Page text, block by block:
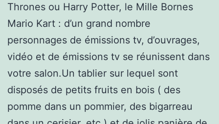
Thrones ou Harry Potter, le Mille Bornes
Mario Kart : d’un grand nombre
personnages de émissions tv, d’ouvrages,
vidéo et de émissions tv se réunissent dans
votre salon.Un tablier sur lequel sont
disposés de petits fruits en bois ( des
pomme dans un pommier, des bigarreau